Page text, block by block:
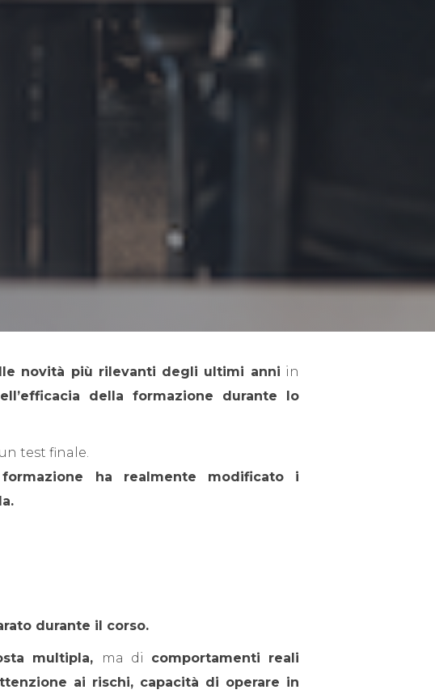
novità più rilevanti degli ultimi anni in
della formazione durante lo
test finale.
ha realmente modificato i
durante il corso.
multipla, ma di comportamenti reali
ai rischi, capacità di operare in